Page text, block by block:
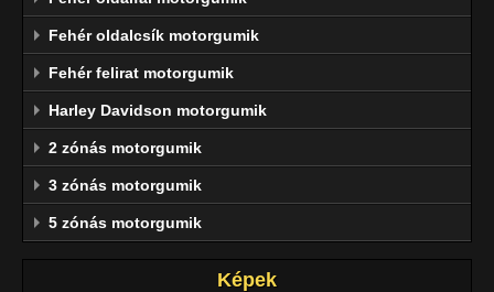
Fehér oldalcsík motorgumik
Fehér felirat motorgumik
Harley Davidson motorgumik
2 zónás motorgumik
3 zónás motorgumik
5 zónás motorgumik
Képek